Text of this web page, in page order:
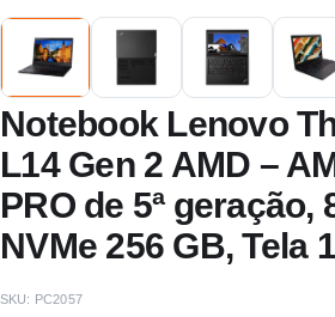
Notebook Lenovo
L14 Gen 2 AMD –
PRO de 5ª geração,
NVMe 256 GB, Tela
SKU: PC2057